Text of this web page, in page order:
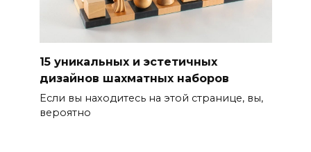
15 уникальных и эстетичных
дизайнов шахматных наборов
Если вы находитесь на этой странице, вы,
вероятно